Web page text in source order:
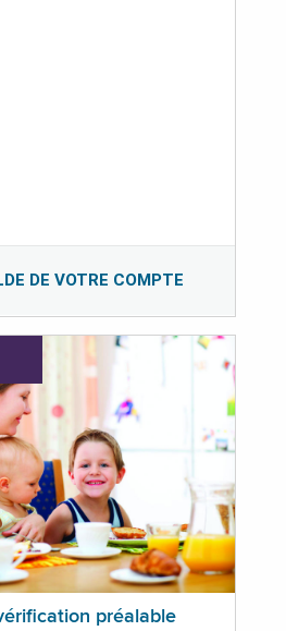
DE VOTRE COMPTE
préalable